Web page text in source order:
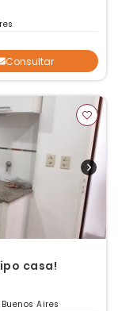
Consultar
casa!
Aires